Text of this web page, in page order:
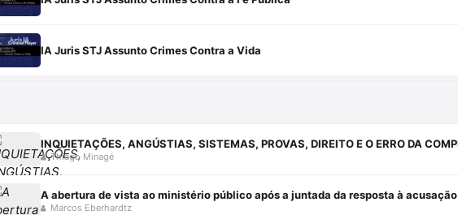
IA Juris STJ Assunto Crimes Contra a Vida
Thiago Minagé
A abertura de vista ao ministério público após a juntada da resposta à acusação
Marcos Eberhardtz